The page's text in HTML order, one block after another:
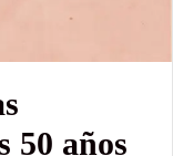
50 años